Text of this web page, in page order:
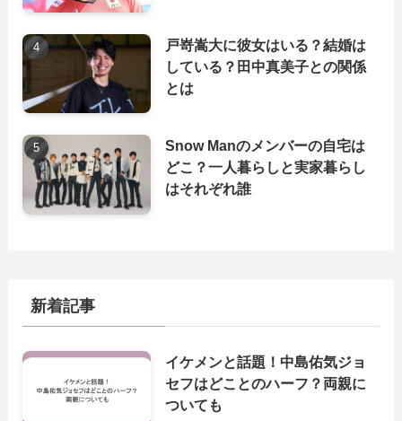
戸嵜嵩大に彼女はいる？結婚は
している？田中真美子との関係
とは
Snow Manのメンバーの自宅は
どこ？一人暮らしと実家暮らし
はそれぞれ誰
新着記事
イケメンと話題！中島佑気ジョ
セフはどことのハーフ？両親に
ついても